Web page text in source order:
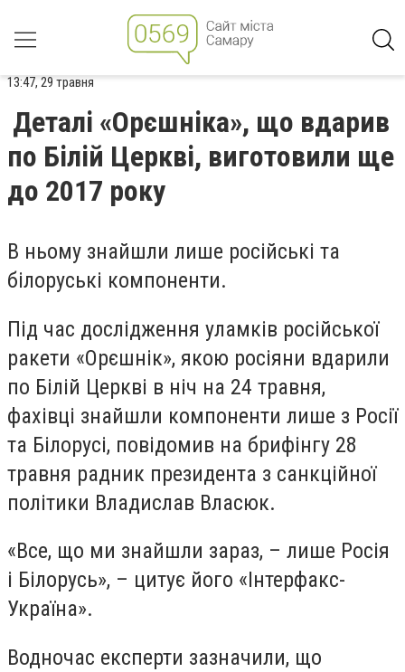
13:47, 29 травня
Деталі «Орєшніка», що вдарив
по Білій Церкві, виготовили ще
до 2017 року
В ньому знайшли лише російські та
білоруські компоненти.
Під час дослідження уламків російської
ракети «Орєшнік», якою росіяни вдарили
по Білій Церкві в ніч на 24 травня,
фахівці знайшли компоненти лише з Росії
та Білорусі, повідомив на брифінгу 28
травня радник президента з санкційної
політики Владислав Власюк.
«Все, що ми знайшли зараз, – лише Росія
і Білорусь», – цитує його «Інтерфакс-
Україна».
Водночас експерти зазначили, що